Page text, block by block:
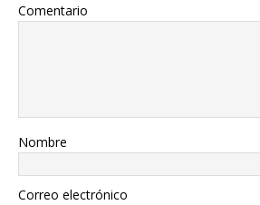
Comentario
Nombre
Correo electrónico